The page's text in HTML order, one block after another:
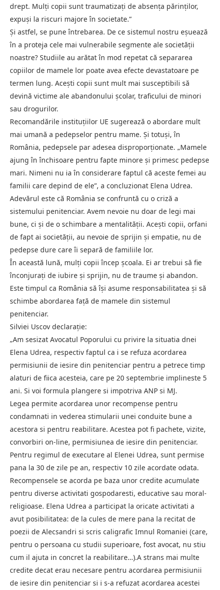
drept. Mulți copii sunt traumatizați de absența părinților,
expuși la riscuri majore în societate.”
Și astfel, se pune întrebarea. De ce sistemul nostru eșuează
în a proteja cele mai vulnerabile segmente ale societății
noastre? Studiile au arătat în mod repetat că separarea
copiilor de mamele lor poate avea efecte devastatoare pe
termen lung. Acești copii sunt mult mai susceptibili să
devină victime ale abandonului școlar, traficului de minori
sau drogurilor.
Recomandările instituțiilor UE sugerează o abordare mult
mai umană a pedepselor pentru mame. Și totuși, în
România, pedepsele par adesea disproporționate. „Mamele
ajung în închisoare pentru fapte minore și primesc pedepse
mari. Nimeni nu ia în considerare faptul că aceste femei au
familii care depind de ele”, a concluzionat Elena Udrea.
Adevărul este că România se confruntă cu o criză a
sistemului penitenciar. Avem nevoie nu doar de legi mai
bune, ci și de o schimbare a mentalității. Acești copii, orfani
de fapt ai societății, au nevoie de sprijin și empatie, nu de
pedepse dure care îi separă de familiile lor.
În această lună, mulți copii încep școala. Ei ar trebui să fie
înconjurați de iubire și sprijin, nu de traume și abandon.
Este timpul ca România să își asume responsabilitatea și să
schimbe abordarea față de mamele din sistemul
penitenciar.
Silviei Uscov declarație:
„Am sesizat Avocatul Poporului cu privire la situatia dnei
Elena Udrea, respectiv faptul ca i se refuza acordarea
permisiunii de iesire din penitenciar pentru a petrece timp
alaturi de fiica acesteia, care pe 20 septembrie implineste 5
ani. Si voi formula plangere si impotriva ANP si MJ.
Legea permite acordarea unor recompense pentru
condamnati in vederea stimularii unei conduite bune a
acestora si pentru reabilitare. Acestea pot fi pachete, vizite,
convorbiri on-line, permisiunea de iesire din penitenciar.
Pentru regimul de executare al Elenei Udrea, sunt permise
pana la 30 de zile pe an, respectiv 10 zile acordate odata.
Recompensele se acorda pe baza unor credite acumulate
pentru diverse activitati gospodaresti, educative sau moral-
religioase. Elena Udrea a participat la oricate activitati a
avut posibilitatea: de la cules de mere pana la recitat de
poezii de Alecsandri si scris caligrafic Imnul Romaniei (care,
pentru o persoana cu studii superioare, fost avocat, nu stiu
cum il ajuta in concret la reabilitare…).A strans mai multe
credite decat erau necesare pentru acordarea permisiunii
de iesire din penitenciar si i s-a refuzat acordarea acestei